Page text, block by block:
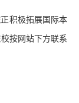
积极拓展国际本
按网站下方联系